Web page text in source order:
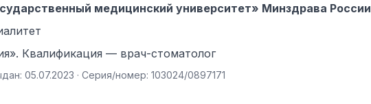
медицинский университет» Минздрава России
Квалификация — врач-стоматолог
05.07.2023 · Серия/номер: 103024/0897171